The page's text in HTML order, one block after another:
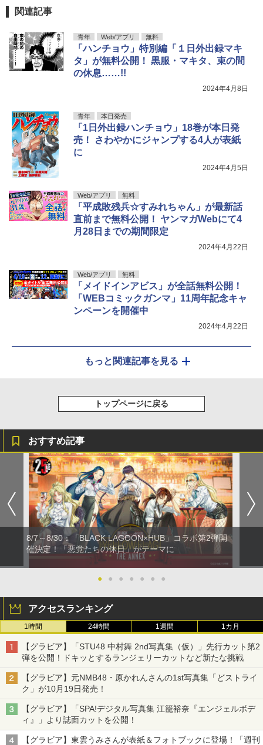
関連記事
青年 Web/アプリ 無料
「ハンチョウ」特別編「１日外出録マキ
タ」が無料公開！ 黒服・マキタ、束の間
の休息……!!
2024年4月8日
青年 本日発売
「1日外出録ハンチョウ」18巻が本日発
売！ さわやかにジャンプする4人が表紙
に
2024年4月5日
Web/アプリ 無料
「平成敗残兵☆すみれちゃん」が最新話
直前まで無料公開！ ヤンマガWebにて4
月28日までの期間限定
2024年4月22日
Web/アプリ 無料
「メイドインアビス」が全話無料公開！
「WEBコミックガンマ」11周年記念キャ
ンペーンを開催中
2024年4月22日
もっと関連記事を見る
トップページに戻る
おすすめ記事
8/7～8/30：「BLACK LAGOON×HUB」コラボ第2弾開
催決定！「悪党たちの休日」がテーマに
● ● ● ● ● ● ●
アクセスランキング
1時間 24時間 1週間 1カ月
【グラビア】「STU48 中村舞 2nd写真集（仮）」先行カット第2
弾を公開！ドキッとするランジェリーカットなど新たな挑戦
【グラビア】元NMB48・原かれんさんの1st写真集「どストライ
ク」が10月19日発売！
【グラビア】「SPA!デジタル写真集 江籠裕奈『エンジェルボデ
ィ』」より誌面カットを公開！
【グラビア】東雲うみさんが表紙＆フォトブックに登場！「週刊